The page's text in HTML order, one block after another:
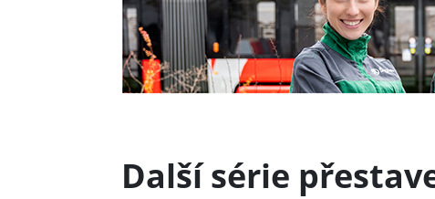
Další série